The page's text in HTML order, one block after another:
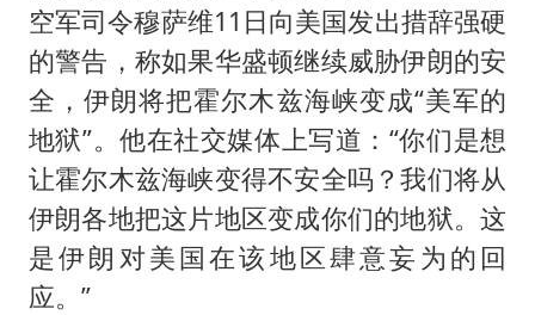
空军司令穆萨维11日向美国发出措辞强硬
的警告，称如果华盛顿继续威胁伊朗的安
全，伊朗将把霍尔木兹海峡变成“美军的
地狱”。他在社交媒体上写道：“你们是想
让霍尔木兹海峡变得不安全吗？我们将从
伊朗各地把这片地区变成你们的地狱。这
是伊朗对美国在该地区肆意妄为的回
应。”